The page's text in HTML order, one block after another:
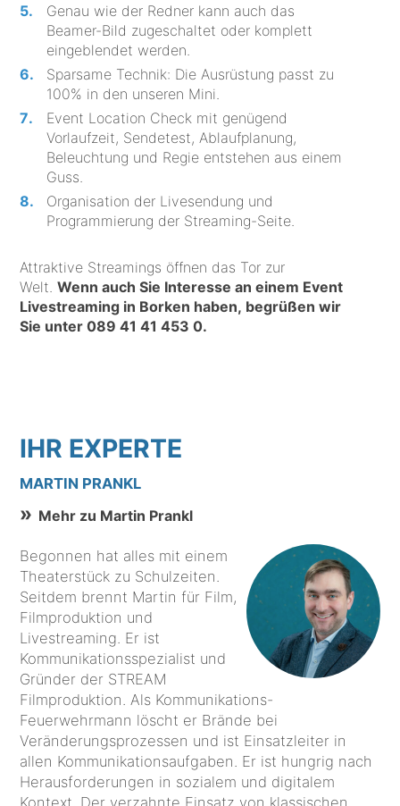
Genau wie der Redner kann auch das
Beamer-Bild zugeschaltet oder komplett
eingeblendet werden.
Sparsame Technik: Die Ausrüstung passt zu
100% in den unseren Mini.
Event Location Check mit genügend
Vorlaufzeit, Sendetest, Ablaufplanung,
Beleuchtung und Regie entstehen aus einem
Guss.
Organisation der Livesendung und
Programmierung der Streaming-Seite.
Attraktive Streamings öffnen das Tor zur
Welt.Wenn auch Sie Interesse an einem Event
Livestreaming in Borken haben, begrüßen wir
Sie unter089 41 41 453 0.
IHR EXPERTE
MARTIN PRANKL
Mehr zu Martin Prankl
Begonnen hat alles mit einem
Theaterstück zu Schulzeiten.
Seitdem brennt Martin für Film,
Filmproduktion und
Livestreaming. Er ist
Kommunikationsspezialist und
Gründer der STREAM
Filmproduktion. Als Kommunikations-
Feuerwehrmann löscht er Brände bei
Veränderungsprozessen und ist Einsatzleiter in
allen Kommunikationsaufgaben. Er ist hungrig nach
Herausforderungen in sozialem und digitalem